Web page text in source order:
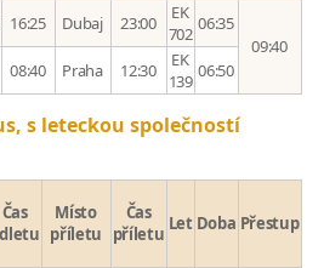
16:25 Dubaj 23:00
EK
702 06:35
09:40
08:40 Praha 12:30
EK
139 06:50
s leteckou společností
Čas
Místo
příletu
Čas
příletu Let Doba Přestup